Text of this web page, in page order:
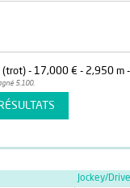
(trot) - 17,000 € - 2,950 m
5.100.
RÉSULTATS
Jockey/